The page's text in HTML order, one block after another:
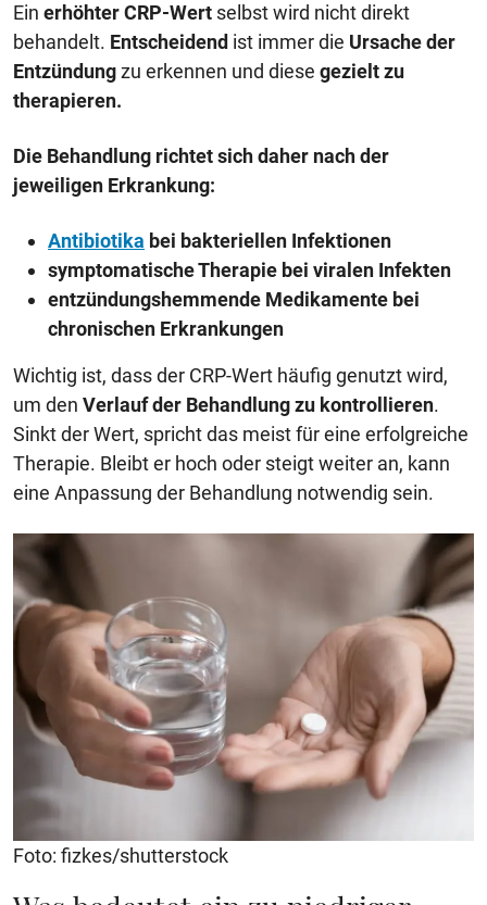
Ein erhöhter CRP-Wert selbst wird nicht direkt
behandelt. Entscheidend ist immer die Ursache der
Entzündungzu erkennen und diese gezielt zu
therapieren.
Die Behandlung richtet sich daher nach der
jeweiligen Erkrankung:
Antibiotika bei bakteriellen Infektionen
symptomatische Therapie bei viralen Infekten
entzündungshemmende Medikamente bei
chronischen Erkrankungen
Wichtig ist, dass der CRP-Wert häufig genutzt wird,
um den Verlauf der Behandlung zu kontrollieren.
Sinkt der Wert, spricht das meist für eine erfolgreiche
Therapie. Bleibt er hoch oder steigt weiter an, kann
eine Anpassung der Behandlung notwendig sein.
Foto: fizkes/shutterstock